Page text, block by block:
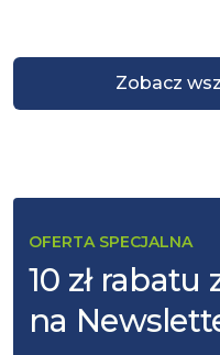
Zobacz
OFERTA SPECJALNA
10 zł rabatu
na